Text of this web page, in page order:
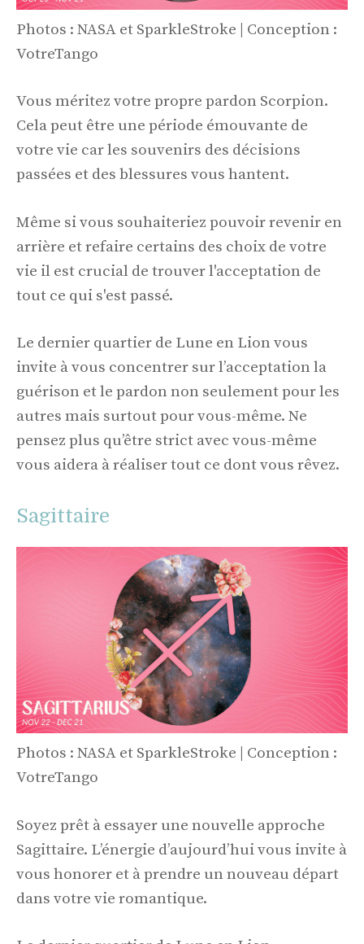
Photos : NASA et SparkleStroke | Conception :
VotreTango
Vous méritez votre propre pardon Scorpion.
Cela peut être une période émouvante de
votre vie car les souvenirs des décisions
passées et des blessures vous hantent.
Même si vous souhaiteriez pouvoir revenir en
arrière et refaire certains des choix de votre
vie il est crucial de trouver l'acceptation de
tout ce qui s'est passé.
Le dernier quartier de Lune en Lion vous
invite à vous concentrer sur l’acceptation la
guérison et le pardon non seulement pour les
autres mais surtout pour vous-même. Ne
pensez plus qu’être strict avec vous-même
vous aidera à réaliser tout ce dont vous rêvez.
Sagittaire
Photos : NASA et SparkleStroke | Conception :
VotreTango
Soyez prêt à essayer une nouvelle approche
Sagittaire. L’énergie d’aujourd’hui vous invite à
vous honorer et à prendre un nouveau départ
dans votre vie romantique.